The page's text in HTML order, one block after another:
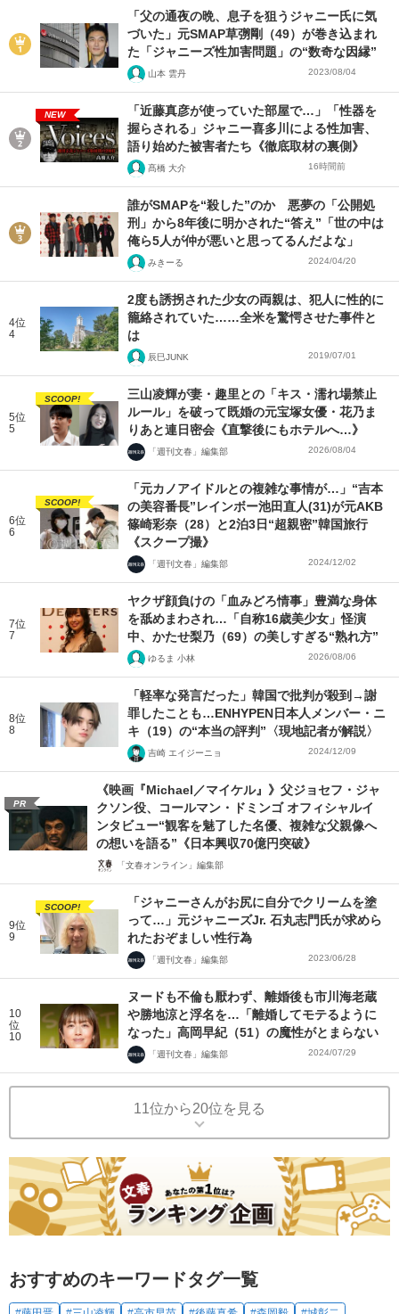
「父の通夜の晩、息子を狙うジャニー氏に気
づいた」元SMAP草彅剛（49）が巻き込まれ
た「ジャニーズ性加害問題」の“数奇な因縁”
山本 雲丹 2023/08/04
NEW
「近藤真彦が使っていた部屋で…」「性器を
握らされる」ジャニー喜多川による性加害、
語り始めた被害者たち《徹底取材の裏側》
髙橋 大介 16時間前
誰がSMAPを“殺した”のか 悪夢の「公開処
刑」から8年後に明かされた“答え”「世の中は
俺ら5人が仲が悪いと思ってるんだよな」
みきーる 2024/04/20
4位
4
2度も誘拐された少女の両親は、犯人に性的に
籠絡されていた……全米を驚愕させた事件と
は
辰巳JUNK 2019/07/01
5位
5
SCOOP!
三山凌輝が妻・趣里との「キス・濡れ場禁止
ルール」を破って既婚の元宝塚女優・花乃ま
りあと連日密会《直撃後にもホテルへ…》
「週刊文春」編集部 2026/08/04
6位
6
SCOOP!
「元カノアイドルとの複雑な事情が…」“吉本
の美容番長”レインボー池田直人(31)が元AKB
篠崎彩奈（28）と2泊3日“超親密”韓国旅行
《スクープ撮》
「週刊文春」編集部 2024/12/02
7位
7
ヤクザ顔負けの「血みどろ情事」豊満な身体
を舐めまわされ…「自称16歳美少女」怪演
中、かたせ梨乃（69）の美しすぎる“熟れ方”
ゆるま 小林 2026/08/06
8位
8
「軽率な発言だった」韓国で批判が殺到→謝
罪したことも…ENHYPEN日本人メンバー・ニ
キ（19）の“本当の評判”〈現地記者が解説〉
吉崎 エイジーニョ 2024/12/09
PR
《映画『Michael／マイケル』》父ジョセフ・ジャ
クソン役、コールマン・ドミンゴ オフィシャルイ
ンタビュー“観客を魅了した名優、複雑な父親像へ
の想いを語る”《日本興収70億円突破》
「文春オンライン」編集部
9位
9
SCOOP!
「ジャニーさんがお尻に自分でクリームを塗
って…」元ジャニーズJr. 石丸志門氏が求めら
れたおぞましい性行為
「週刊文春」編集部 2023/06/28
10
位
10
ヌードも不倫も厭わず、離婚後も市川海老蔵
や勝地涼と浮名を…「離婚してモテるように
なった」高岡早紀（51）の魔性がとまらない
「週刊文春」編集部 2024/07/29
11位から20位を見る
おすすめのキーワードタグ一覧